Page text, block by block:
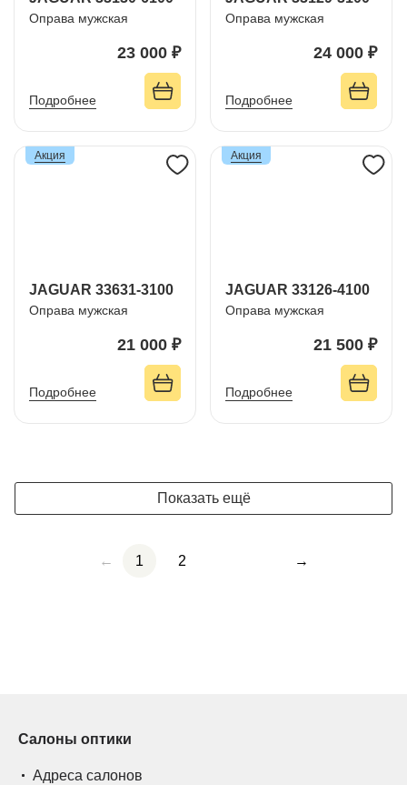
Оправа мужская
23 000 ₽
Подробнее
Оправа мужская
24 000 ₽
Подробнее
JAGUAR 33631-3100
Оправа мужская
21 000 ₽
Подробнее
Акция
JAGUAR 33126-4100
Оправа мужская
21 500 ₽
Подробнее
Акция
Показать ещё
← 1 2 →
Салоны оптики
Адреса салонов